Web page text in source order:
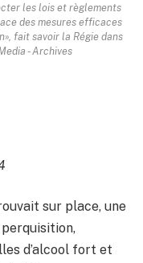
les lois et règlements
des mesures efficaces
fait savoir la Régie dans
- Archives
sur place, une
d’alcool fort et